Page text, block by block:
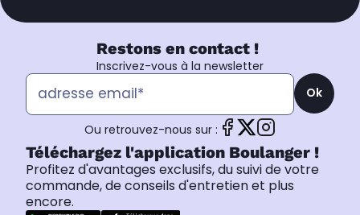
Restons en contact !
Inscrivez-vous à la newsletter
Ok
Ou retrouvez-nous sur :
Téléchargez l'application Boulanger !
Profitez d'avantages exclusifs, du suivi de votre
commande, de conseils d'entretien et plus
encore.